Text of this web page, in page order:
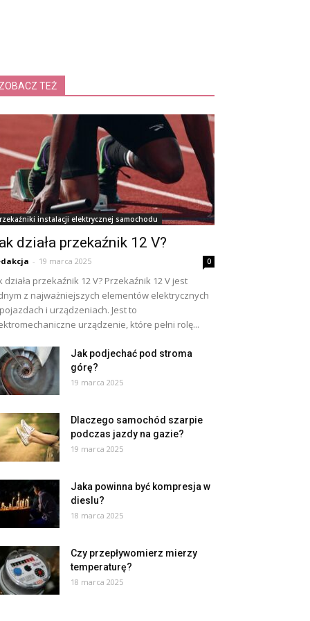
ZOBACZ TEŻ
instalacji elektrycznej samochodu
działa przekaźnik 12 V?
- 19 marca 2025 0
działa przekaźnik 12 V? Przekaźnik 12 V jest
z najważniejszych elementów elektrycznych
i urządzeniach. Jest to
urządzenie, które pełni rolę...
Jak podjechać pod stroma
górę?
19 marca 2025
Dlaczego samochód szarpie
podczas jazdy na gazie?
19 marca 2025
Jaka powinna być kompresja w
dieslu?
18 marca 2025
Czy przepływomierz mierzy
temperaturę?
18 marca 2025